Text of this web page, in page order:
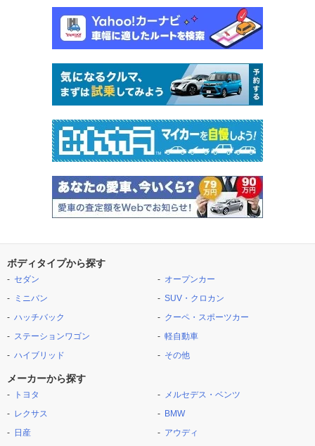
ボディタイプから探す
セダン
ミニバン
ハッチバック
ステーションワゴン
ハイブリッド
オープンカー
SUV・クロカン
クーペ・スポーツカー
軽自動車
その他
メーカーから探す
トヨタ
レクサス
日産
メルセデス・ベンツ
BMW
アウディ